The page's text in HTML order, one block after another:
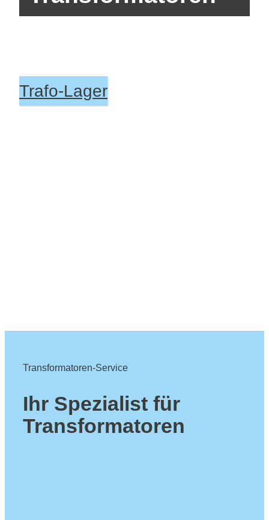
Trafo-Lager
Transformatoren-Service
Ihr Spezialist für
Transformatoren